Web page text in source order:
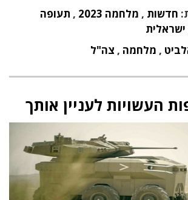
חדשות , מלחמה 2023 , תעופה
, מלחמה , צה"ל
העשויות לעניין אותך